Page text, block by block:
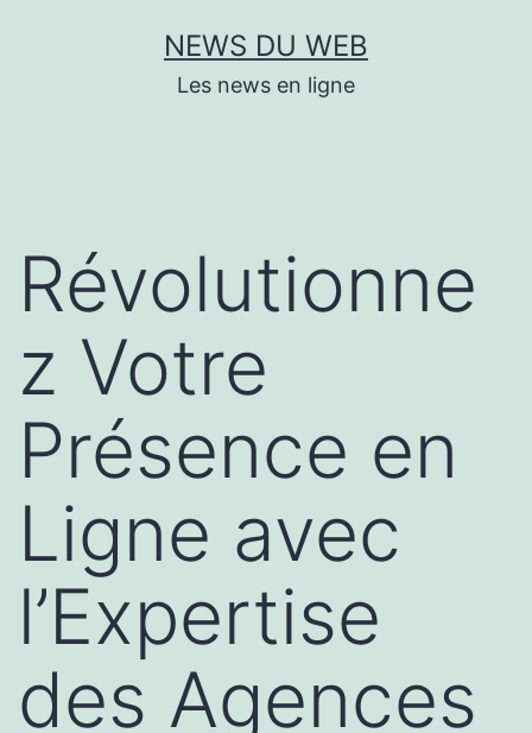
NEWS DU WEB
Les news en ligne
Révolutionne
z Votre
Présence en
Ligne avec
l’Expertise
des Agences